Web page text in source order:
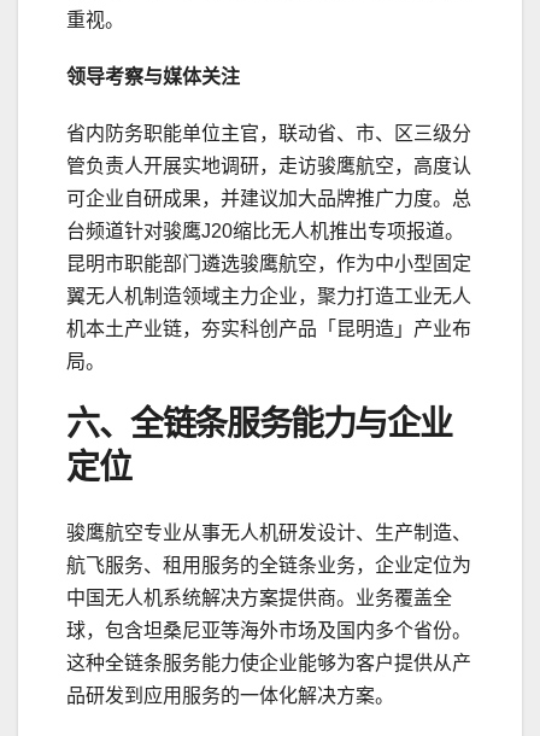
重视。
领导考察与媒体关注
省内防务职能单位主官，联动省、市、区三级分
管负责人开展实地调研，走访骏鹰航空，高度认
可企业自研成果，并建议加大品牌推广力度。总
台频道针对骏鹰J20缩比无人机推出专项报道。
昆明市职能部门遴选骏鹰航空，作为中小型固定
翼无人机制造领域主力企业，聚力打造工业无人
机本土产业链，夯实科创产品「昆明造」产业布
局。
六、全链条服务能力与企业
定位
骏鹰航空专业从事无人机研发设计、生产制造、
航飞服务、租用服务的全链条业务，企业定位为
中国无人机系统解决方案提供商。业务覆盖全
球，包含坦桑尼亚等海外市场及国内多个省份。
这种全链条服务能力使企业能够为客户提供从产
品研发到应用服务的一体化解决方案。